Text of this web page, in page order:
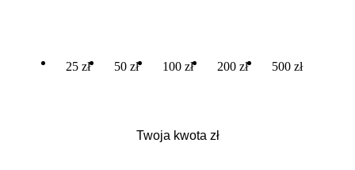
25 zł 50 zł 100 zł 200 zł 500 zł